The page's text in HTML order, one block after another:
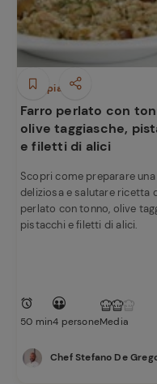
Primi piatti
Farro perlato con
olive taggiasche,
e filetti di alici
Scopri come preparare una
deliziosa e salutare ricetta
perlato con tonno, olive
pistacchi e filetti di alici.
50 min4 personeMedia
Chef Stefano De